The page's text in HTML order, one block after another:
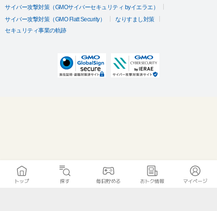
サイバー攻撃対策（GMOサイバーセキュリティ byイエラエ）
サイバー攻撃対策（GMO Flatt Security）
なりすまし対策
セキュリティ事業の軌跡
トップ 探す 毎日貯める おトク情報 マイページ